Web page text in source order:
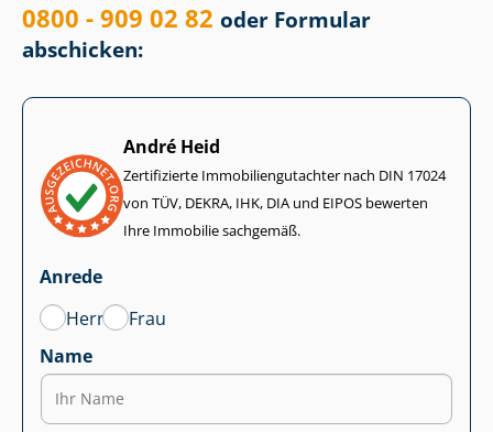
0800 - 909 02 82 oder Formular
abschicken:
André Heid
Zertifizierte Im­mo­bi­li­en­gut­ach­ter nach DIN 17024
von TÜV, DEKRA, IHK, DIA und EIPOS bewerten
Ihre Immobilie sachgemäß.
Anrede
Herr
Frau
Name